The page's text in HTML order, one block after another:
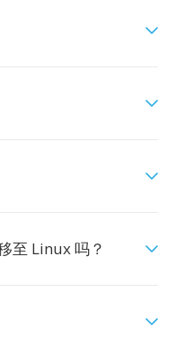
至 Linux 吗？